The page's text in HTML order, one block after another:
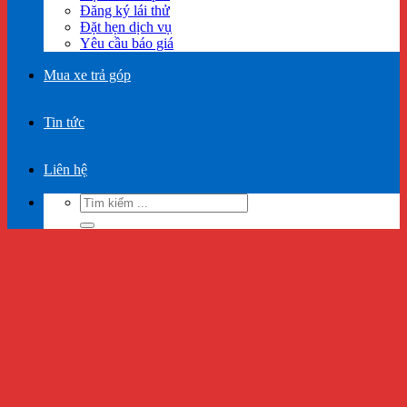
Đăng ký lái thử
Đặt hẹn dịch vụ
Yêu cầu báo giá
Mua xe trả góp
Tin tức
Liên hệ
Tìm
kiếm: